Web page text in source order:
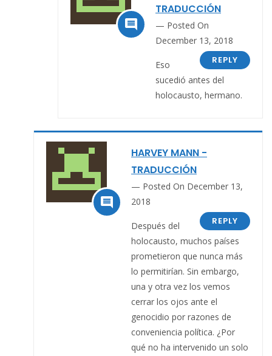

TRADUCCIÓN
Posted On
December 13, 2018
REPLY
Eso
sucedió antes del
holocausto, hermano.

HARVEY MANN -
TRADUCCIÓN
Posted On December 13,
2018
REPLY
Después del
holocausto, muchos países
prometieron que nunca más
lo permitirían. Sin embargo,
una y otra vez los vemos
cerrar los ojos ante el
genocidio por razones de
conveniencia política. ¿Por
qué no ha intervenido un solo